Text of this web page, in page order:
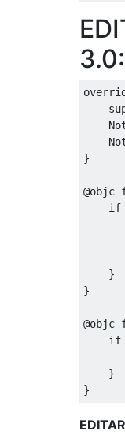
3.0:
}
@objc
if
}
}
@objc
if
}
}